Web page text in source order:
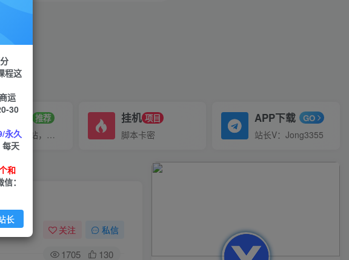
站长 推荐
搭建同款网站，自己当老板
挂机 项目
脚本卡密
APP下载 GO
站长V：Jong3355
作
关注 私信
1705 130
程这
运
30
永久
每天
和
：
长